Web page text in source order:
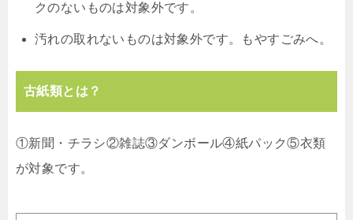
クのないものは対象外です。
汚れの取れないものは対象外です。もやすごみへ。
古紙類とは？
①新聞・チラシ②雑誌③ダンボール④紙パック⑤衣類
が対象です。